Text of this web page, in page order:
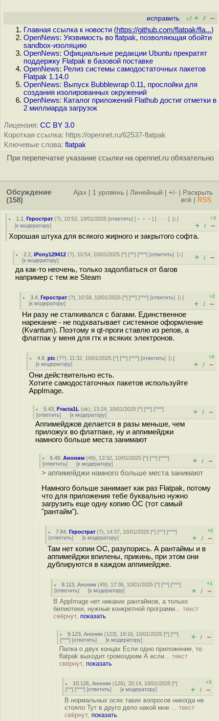
исправить +7 + / –
Главная ссылка к новости (https://github.com/flatpak/fla...)
OpenNews: Уязвимость во flatpak, позволяющая обойти
sandbox-изоляцию
OpenNews: Официальные редакции Ubuntu прекратят
поддержку Flatpak в базовой поставке
OpenNews: Релиз системы самодостаточных пакетов
Flatpak 1.14.0
OpenNews: Выпуск Bubblewrap 0.11, прослойки для
создания изолированных окружений
OpenNews: Каталог приложений Flathub достиг отметки в
2 миллиарда загрузок
Лицензия: CC BY 3.0
Короткая ссылка: https://opennet.ru/62537-flatpak
Ключевые слова: flatpak
При перепечатке указание ссылки на opennet.ru обязательно
Обсуждение
(158)
Ajax 1 уровень Линейный +/-
Раскрыть
всё
RSS
1.1 ,Герострат (?), 10:52, 10/01/2025 [ответить] [ ﹢﹢﹢] [ · · ·][↓]
[к модератору]
+3
+ / –
Хорошая штука для всякого жирного и закрытого софта.
2.2 ,iPony129412 (?), 10:54, 10/01/2025 [^] [^^] [^^^] [ответить][↓]
[к модератору] + / –
да как-то неочень, только задолбаться от багов
например с тем же Steam
3.4 ,Герострат (?), 10:58, 10/01/2025 [^] [^^] [^^^] [ответить][↓]
[к модератору]
+2
+ / –
Ни разу не сталкивался с багами. Единственное
нарекание - не подхватывает системное оформление
(Kvantum). Поэтому я qt-проги ставлю из репов, а
флатпак у меня для гтк и всяких электронов.
4.8 ,pic (??), 11:32, 10/01/2025 [^] [^^] [^^^] [ответить][↓]
[к модератору]
+5
+ / –
Они действительно есть.
Хотите самодостаточных пакетов используйте
AppImage.
5.43 ,Fracta1L (ok), 13:24, 10/01/2025 [^] [^^] [^^^]
[ответить] [к модератору] + / –
Аппимейджов делается в разы меньше, чем
приложух во флатпаке, ну и аппимейджи
намного больше места занимают
6.49 ,Аноним (49), 13:32, 10/01/2025 [^] [^^] [^^^]
[ответить] [к модератору] + / –
> аппимейджи намного больше места занимают
Намного больше занимает как раз Flatpak, потому
что для приложения тебе буквально нужно
загрузить еще одну копию ОС (тот самый
"рантайм").
7.84 ,Герострат (?), 14:37, 10/01/2025 [^] [^^] [^^^]
[ответить] [к модератору]
+2
+ / –
Там нет копии ОС, разупорись. А рантаймы и в
аппимейджи впилены, прикинь, при этом они
дублируются в каждом аппимейдже.
8.113 ,Аноним (49), 17:36, 10/01/2025 [^] [^^] [^^^]
[ответить] [к модератору]
+1
+ / –
В AppImage нет никаких рантаймов, а только
билиотеки, нужные конкретной программ... текст
свёрнут, показать
9.123 ,Аноним (123), 19:16, 10/01/2025 [^] [^^]
[^^^] [ответить] [к модератору] + / –
Палка о двух концах Если одно приложение, то
flatpak выходит громоздким А если... текст
свёрнут, показать
10.126 ,Аноним (126), 20:14, 10/01/2025 [^]
[^^] [^^^] [ответить] [к модератору]
+3
+ / –
В нормальных осях таких вопросов никогда не
стояло Тут в друго дело накой мне ... текст
свёрнут, показать